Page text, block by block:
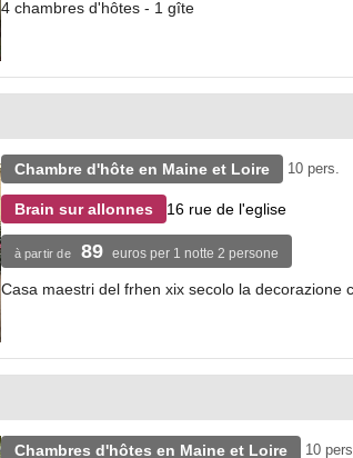
4 chambres d'hôtes - 1 gîte
Chambre d'hôte en Maine et Loire 10 pers.
Brain sur allonnes 16 rue de l'eglise
à partir de 89 euros per 1 notte 2 persone
Casa maestri del frhen xix secolo la decorazione
Chambres d'hôtes en Maine et Loire 10